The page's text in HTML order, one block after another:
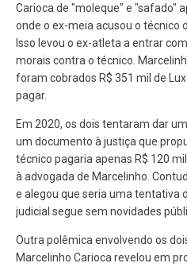
Carioca de "moleque" e "safado"
onde o ex-meia acusou o técnico
Isso levou o ex-atleta a entrar
morais contra o técnico.
foram cobrados R$ 351 mil de
pagar.
Em 2020, os dois tentaram dar
um documento à justiça que
técnico pagaria apenas R$ 120
à advogada de Marcelinho.
e alegou que seria uma tentativa
judicial segue sem novidades
Outra polêmica envolvendo os
Marcelinho Carioca revelou em